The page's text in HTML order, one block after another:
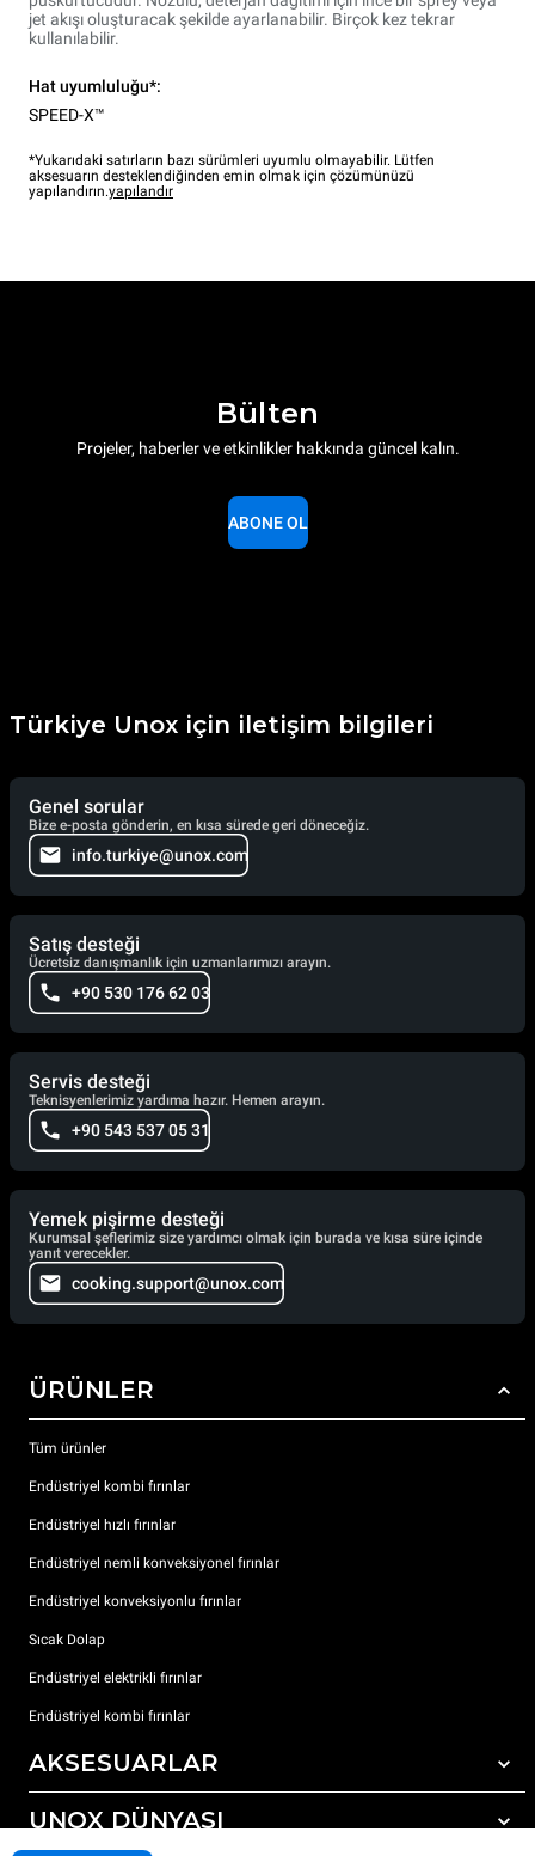
jet akışı oluşturacak şekilde ayarlanabilir. Birçok kez tekrar
kullanılabilir.
Hat uyumluluğu*:
SPEED-X™
*Yukarıdaki satırların bazı sürümleri uyumlu olmayabilir. Lütfen
aksesuarın desteklendiğinden emin olmak için çözümünüzü
yapılandırın.yapılandır
Bülten
Projeler, haberler ve etkinlikler hakkında güncel kalın.
ABONE OL
Türkiye Unox için iletişim bilgileri
Genel sorular
Bize e-posta gönderin, en kısa sürede geri döneceğiz.
info.turkiye@unox.com
Satış desteği
Ücretsiz danışmanlık için uzmanlarımızı arayın.
+90 530 176 62 03
Servis desteği
Teknisyenlerimiz yardıma hazır. Hemen arayın.
+90 543 537 05 31
Yemek pişirme desteği
Kurumsal şeflerimiz size yardımcı olmak için burada ve kısa süre içinde
yanıt verecekler.
cooking.support@unox.com
ÜRÜNLER
Tüm ürünler
Endüstriyel kombi fırınlar
Endüstriyel hızlı fırınlar
Endüstriyel nemli konveksiyonel fırınlar
Endüstriyel konveksiyonlu fırınlar
Sıcak Dolap
Endüstriyel elektrikli fırınlar
Endüstriyel kombi fırınlar
AKSESUARLAR
Tüm aksesuarlar
UNOX DÜNYASI